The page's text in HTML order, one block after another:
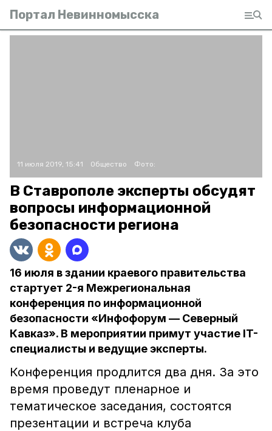
Портал Невинномысска
11 июля 2019, 15:41 Общество Фото:
В Ставрополе эксперты обсудят
вопросы информационной
безопасности региона
16 июля в здании краевого правительства
стартует 2-я Межрегиональная
конференция по информационной
безопасности «Инфофорум — Северный
Кавказ». В мероприятии примут участие IT-
специалисты и ведущие эксперты.
Конференция продлится два дня. За это
время проведут пленарное и
тематическое заседания, состоятся
презентации и встреча клуба